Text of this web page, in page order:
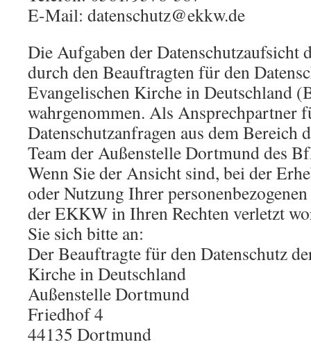
E-Mail: datenschutz@ekkw.de
Die Aufgaben der Datenschutzaufsicht
durch den Beauftragten für den
Evangelischen Kirche in Deutschland
wahrgenommen. Als Ansprechpartner
Datenschutzanfragen aus dem Bereich
Team der Außenstelle Dortmund des
Wenn Sie der Ansicht sind, bei der
oder Nutzung Ihrer
der EKKW in Ihren Rechten verletzt
Sie sich bitte an:
Der Beauftragte für den Datenschutz
Kirche in Deutschland
Außenstelle Dortmund
Friedhof 4
44135 Dortmund